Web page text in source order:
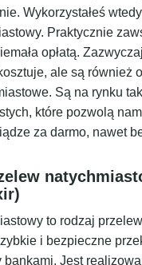
Wykorzystałeś
Praktycznie
opłatą.
ale są również
Są na rynku
które pozwolą
za darmo, nawet
to rodzaj
i bezpieczne
bankami. Jest